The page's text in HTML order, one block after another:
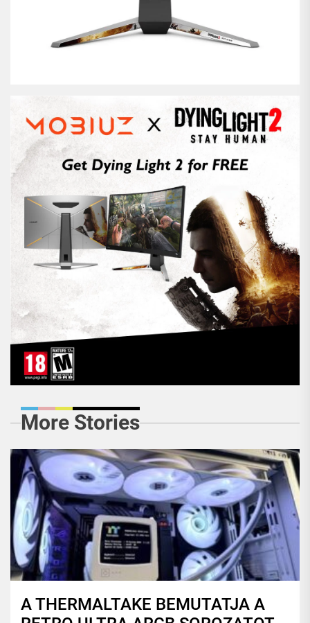
More Stories
A THERMALTAKE BEMUTATJA A